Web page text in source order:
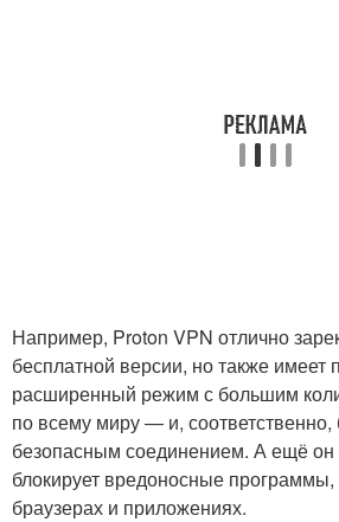
Например, Proton VPN отлично
бесплатной версии, но также имеет
расширенный режим с большим
по всему миру — и,
безопасным соединением. А ещё он
блокирует вредоносные
браузерах и приложениях.